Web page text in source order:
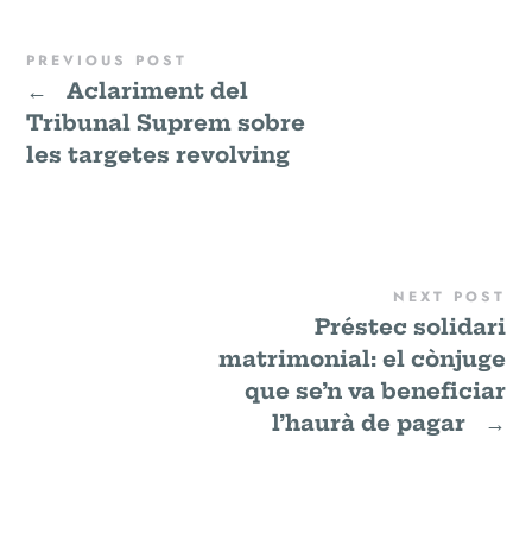
PREVIOUS POST
←
Aclariment del
Tribunal Suprem sobre
les targetes revolving
NEXT POST
Préstec solidari
matrimonial: el cònjuge
que se’n va beneficiar
l’haurà de pagar
→